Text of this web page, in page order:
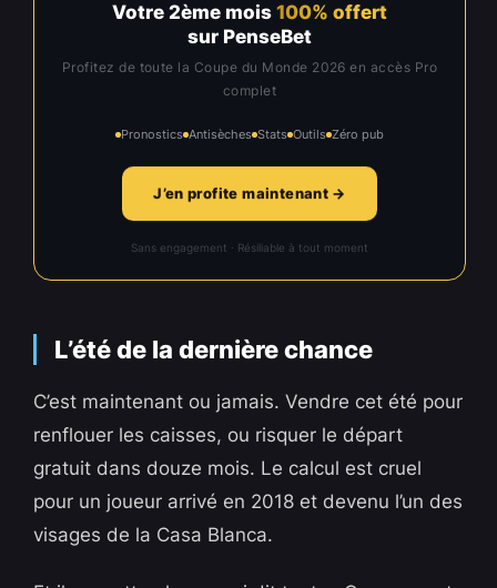
Votre 2ème mois 100% offert
sur PenseBet
Profitez de toute la Coupe du Monde 2026 en accès Pro
complet
Pronostics Antisèches Stats Outils Zéro pub
J’en profite maintenant →
Sans engagement · Résiliable à tout moment
L’été de la dernière chance
C’est maintenant ou jamais. Vendre cet été pour
renflouer les caisses, ou risquer le départ
gratuit dans douze mois. Le calcul est cruel
pour un joueur arrivé en 2018 et devenu l’un des
visages de la Casa Blanca.